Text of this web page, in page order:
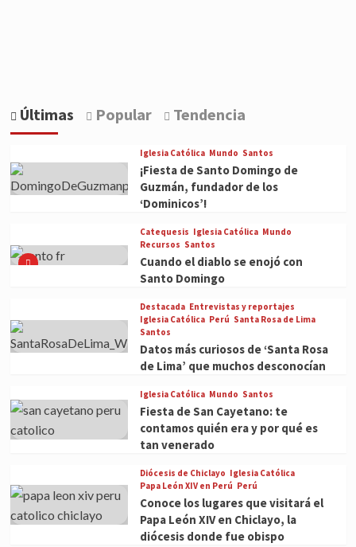
Últimas Popular Tendencia
Iglesia Católica Mundo Santos
¡Fiesta de Santo Domingo de
Guzmán, fundador de los
‘Dominicos’!
Catequesis Iglesia Católica Mundo
Recursos Santos
Cuando el diablo se enojó con
Santo Domingo
Destacada Entrevistas y reportajes
Iglesia Católica Perú Santa Rosa de Lima
Santos
Datos más curiosos de ‘Santa Rosa
de Lima’ que muchos desconocían
Iglesia Católica Mundo Santos
Fiesta de San Cayetano: te
contamos quién era y por qué es
tan venerado
Diócesis de Chiclayo Iglesia Católica
Papa León XIV en Perú Perú
Conoce los lugares que visitará el
Papa León XIV en Chiclayo, la
diócesis donde fue obispo